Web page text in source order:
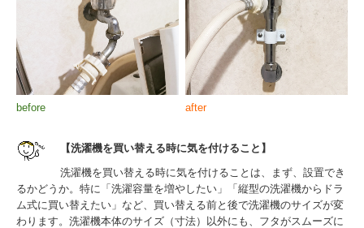
before after
【洗濯機を買い替える時に気を付けること】
洗濯機を買い替える時に気を付けることは、まず、設置でき
るかどうか。特に「洗濯容量を増やしたい」「縦型の洗濯機からドラ
ム式に買い替えたい」など、買い替える前と後で洗濯機のサイズが変
わります。洗濯機本体のサイズ（寸法）以外にも、フタがスムーズに